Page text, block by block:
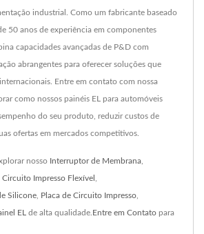
industrial. Como um fabricante baseado
50 anos de experiência em componentes
capacidades avançadas de P&D com
abrangentes para oferecer soluções que
Entre em contato com nossa
como nossos painéis EL para automóveis
do seu produto, reduzir custos de
ofertas em mercados competitivos.
nosso Interruptor de Membrana
Circuito Impresso Flexível
Silicone Placa de Circuito Impresso
EL de alta qualidade. Entre em Contato para